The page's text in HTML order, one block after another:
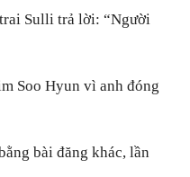
Sulli trả lời: “Người
Soo Hyun vì anh đóng
bài đăng khác, lần